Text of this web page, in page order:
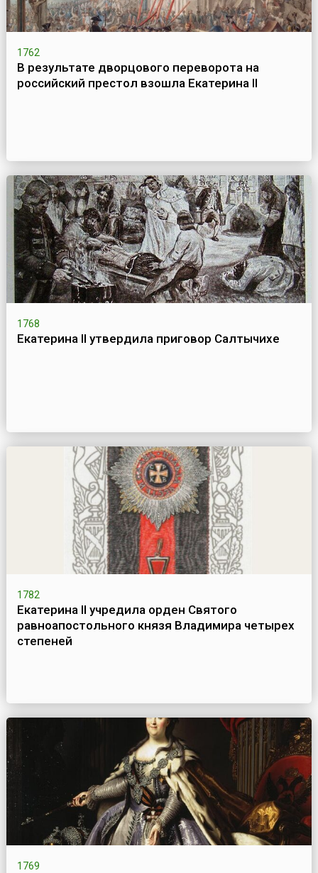
1762
В результате дворцового переворота на
российский престол взошла Екатерина II
1768
Екатерина II утвердила приговор Салтычихе
1782
Екатерина II учредила орден Святого
равноапостольного князя Владимира четырех
степеней
1769